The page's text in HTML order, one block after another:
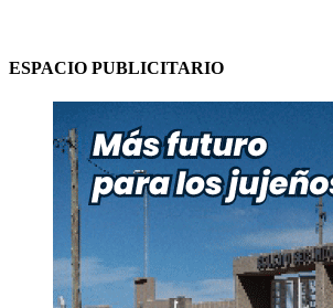
ESPACIO PUBLICITARIO